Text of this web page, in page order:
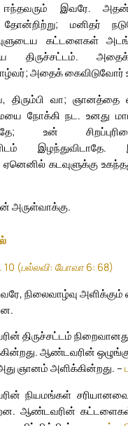
ஈந்தவரும் இவரே.
மனிதர்
கட்டளைகள்
திருச்சட்டம்.
அதைக் கைவிடுவோர்
திரும்பி வா;
நோக்கி நட. உனது
உன்
ஏனெனில் கடவுளுக்கு
அருள்வாக்கு.
10 (பல்லவி: யோவா 6: 68)
நிலைவாழ்வு
திருச்சட்டம்
ஆண்டவரின்
ஞானம் அளிக்கின்றது. –
நியமங்கள்
ஆண்டவரின்